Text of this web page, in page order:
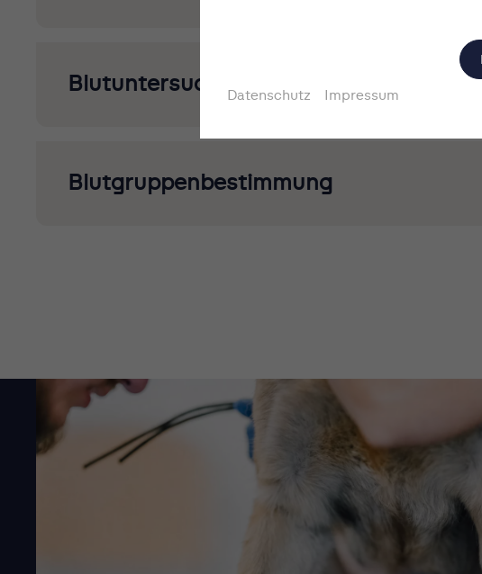
Blutuntersuchung
Blutgruppenbestimmung
Datenschutz Impressum